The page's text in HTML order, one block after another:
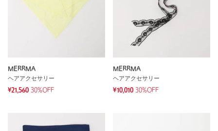
MERRMA
ヘアアクセサリー
¥21,560 30%OFF
MERRMA
ヘアアクセサリー
¥10,010 30%OFF